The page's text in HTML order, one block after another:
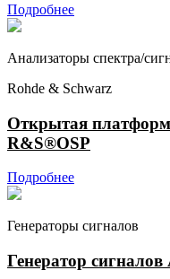
Подробнее
Анализаторы спектра/
Rohde & Schwarz
Открытая
R&S®OSP
Подробнее
Генераторы сигналов
Генератор